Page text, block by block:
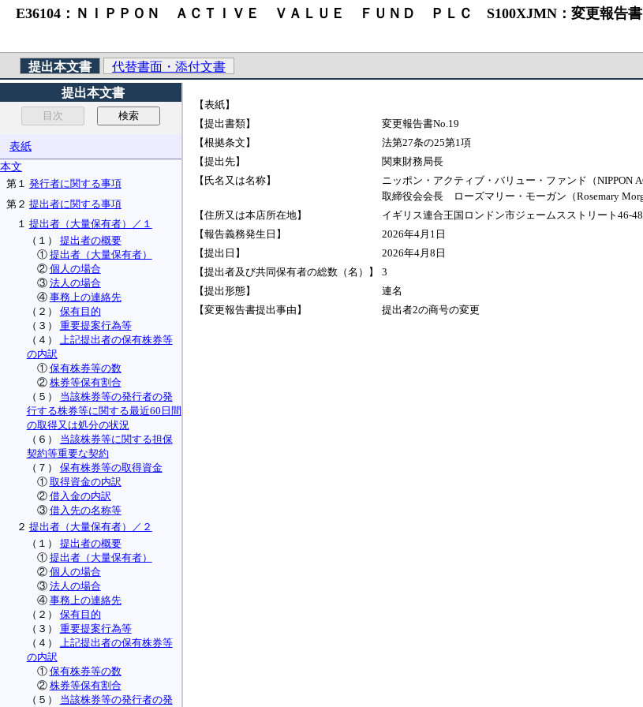
E36104：ＮＩＰＰＯＮ ＡＣＴＩＶＥ ＶＡＬＵＥ ＦＵＮＤ ＰＬＣ S100XJMN：変更報告書
提出本文書
代替書面・添付文書
提出本文書